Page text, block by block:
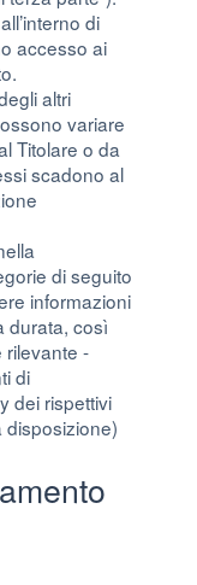
di
accesso ai
altri
variare
Titolare o da
scadono al
di seguito
informazioni
durata, così
rilevante -
di
dei rispettivi
disposizione)